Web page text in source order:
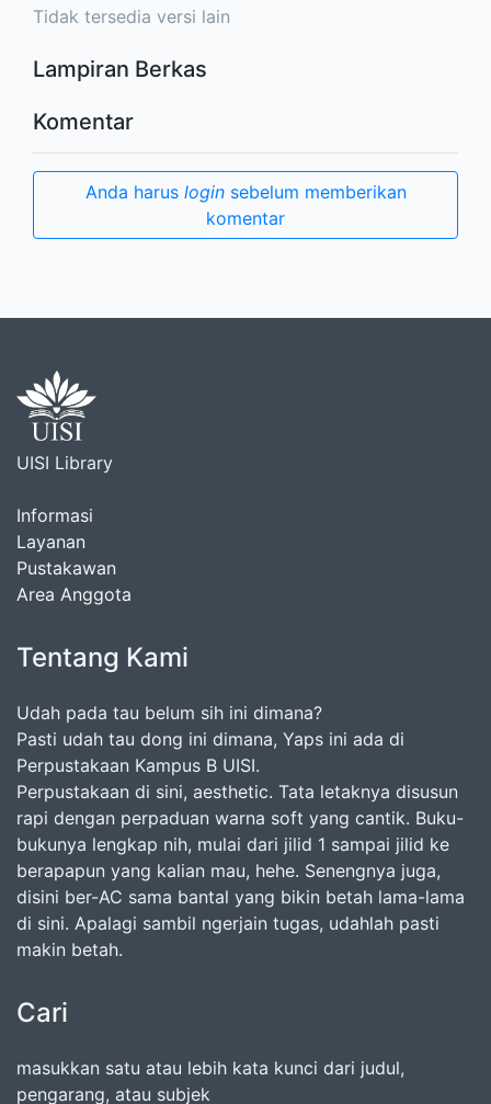
Tidak tersedia versi lain
Lampiran Berkas
Komentar
Anda harus loginsebelum memberikan
komentar
UISI Library
Informasi
Layanan
Pustakawan
Area Anggota
Tentang Kami
Udah pada tau belum sih ini dimana?
Pasti udah tau dong ini dimana, Yaps ini ada di
Perpustakaan Kampus B UISI.
Perpustakaan di sini, aesthetic. Tata letaknya disusun
rapi dengan perpaduan warna soft yang cantik. Buku-
bukunya lengkap nih, mulai dari jilid 1 sampai jilid ke
berapapun yang kalian mau, hehe. Senengnya juga,
disini ber-AC sama bantal yang bikin betah lama-lama
di sini. Apalagi sambil ngerjain tugas, udahlah pasti
makin betah.
Cari
masukkan satu atau lebih kata kunci dari judul,
pengarang, atau subjek